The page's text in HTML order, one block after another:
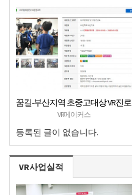
꿈길-부산지역 초중고대상 VR진로
직업체험 + VR안전교육 프로그램
운영공고
VR메이커스
등록된 글이 없습니다.
VR사업실적